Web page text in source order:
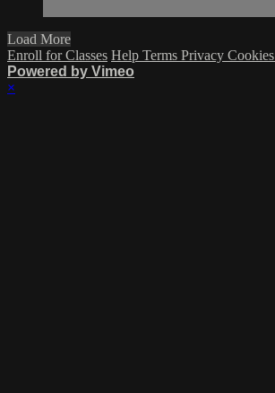
Load More
Enroll for Classes Help Terms Privacy Cookies
Powered by Vimeo
×